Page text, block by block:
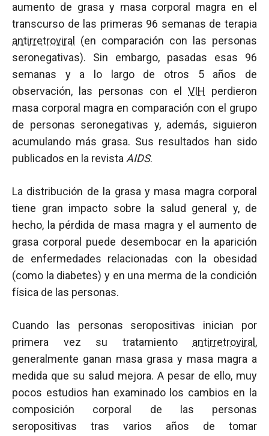
aumento de grasa y masa corporal magra en el
transcurso de las primeras 96 semanas de terapia
antirretroviral
(en comparación con las personas
seronegativas). Sin embargo, pasadas esas 96
semanas y a lo largo de otros 5 años de
observación, las personas con el VIH perdieron
masa corporal magra en comparación con el grupo
de personas seronegativas y, además, siguieron
acumulando más grasa. Sus resultados han sido
publicados en la revista AIDS.
La distribución de la grasa y masa magra corporal
tiene gran impacto sobre la salud general y, de
hecho, la pérdida de masa magra y el aumento de
grasa corporal puede desembocar en la aparición
de enfermedades relacionadas con la obesidad
(como la diabetes) y en una merma de la condición
física de las personas.
Cuando las personas seropositivas inician por
primera vez su tratamiento antirretroviral ,
generalmente ganan masa grasa y masa magra a
medida que su salud mejora. A pesar de ello, muy
pocos estudios han examinado los cambios en la
composición corporal de las personas
seropositivas tras varios años de tomar